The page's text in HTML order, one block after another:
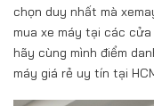
chọn duy nhất mà
mua xe máy tại các cửa
hãy cùng mình điểm
máy giá rẻ uy tín tại